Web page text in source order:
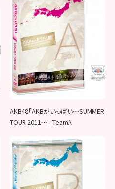
AKB48「AKBがいっぱい～SUMMER
TOUR 2011～」 TeamA